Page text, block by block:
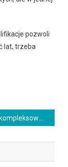
pozwoli
lat, trzeba